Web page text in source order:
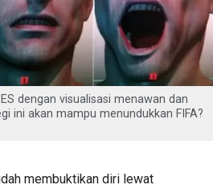
dengan visualisasi menawan dan
ini akan mampu menundukkan FIFA?
membuktikan diri lewat